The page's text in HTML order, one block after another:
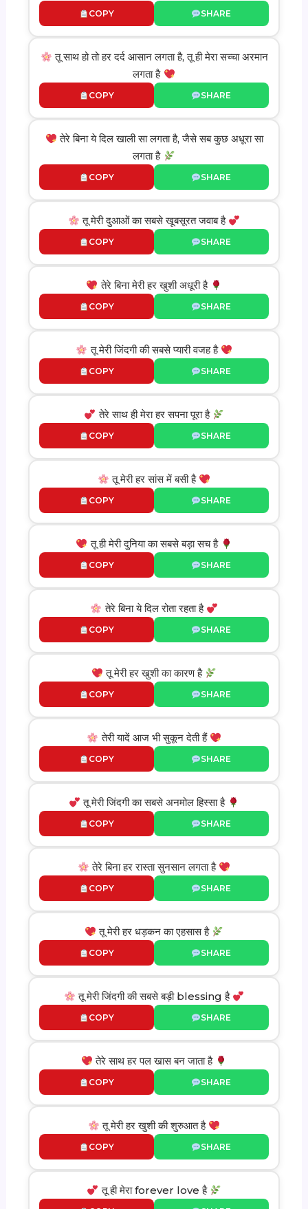
COPY SHARE
तू साथ हो तो हर दर्द आसान लगता है, तू ही मेरा सच्चा अरमान
लगता है
COPY SHARE
तेरे बिना ये दिल खाली सा लगता है, जैसे सब कुछ अधूरा सा
लगता है
COPY SHARE
तू मेरी दुआओं का सबसे खूबसूरत जवाब है
COPY SHARE
तेरे बिना मेरी हर खुशी अधूरी है
COPY SHARE
तू मेरी जिंदगी की सबसे प्यारी वजह है
COPY SHARE
तेरे साथ ही मेरा हर सपना पूरा है
COPY SHARE
तू मेरी हर सांस में बसी है
COPY SHARE
तू ही मेरी दुनिया का सबसे बड़ा सच है
COPY SHARE
तेरे बिना ये दिल रोता रहता है
COPY SHARE
तू मेरी हर खुशी का कारण है
COPY SHARE
तेरी यादें आज भी सुकून देती हैं
COPY SHARE
तू मेरी जिंदगी का सबसे अनमोल हिस्सा है
COPY SHARE
तेरे बिना हर रास्ता सुनसान लगता है
COPY SHARE
तू मेरी हर धड़कन का एहसास है
COPY SHARE
तू मेरी जिंदगी की सबसे बड़ी blessing है
COPY SHARE
तेरे साथ हर पल खास बन जाता है
COPY SHARE
तू मेरी हर खुशी की शुरुआत है
COPY SHARE
तू ही मेरा forever love है